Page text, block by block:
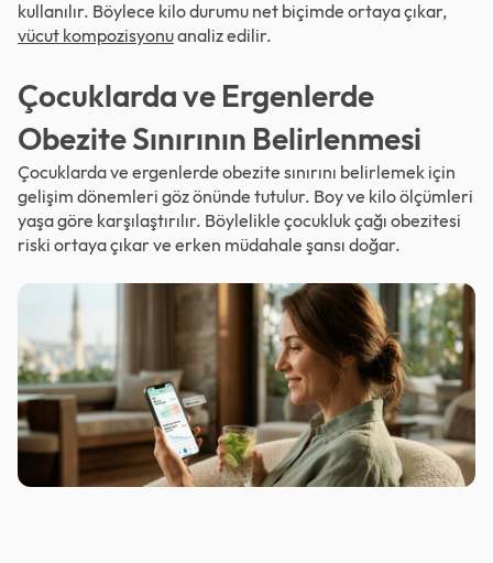
kullanılır. Böylece kilo durumu net biçimde ortaya çıkar,
vücut kompozisyonuanaliz edilir.
Çocuklarda ve Ergenlerde
Obezite Sınırının Belirlenmesi
Çocuklarda ve ergenlerde obezite sınırını belirlemek için
gelişim dönemleri göz önünde tutulur. Boy ve kilo ölçümleri
yaşa göre karşılaştırılır. Böylelikle çocukluk çağı obezitesi
riski ortaya çıkar ve erken müdahale şansı doğar.